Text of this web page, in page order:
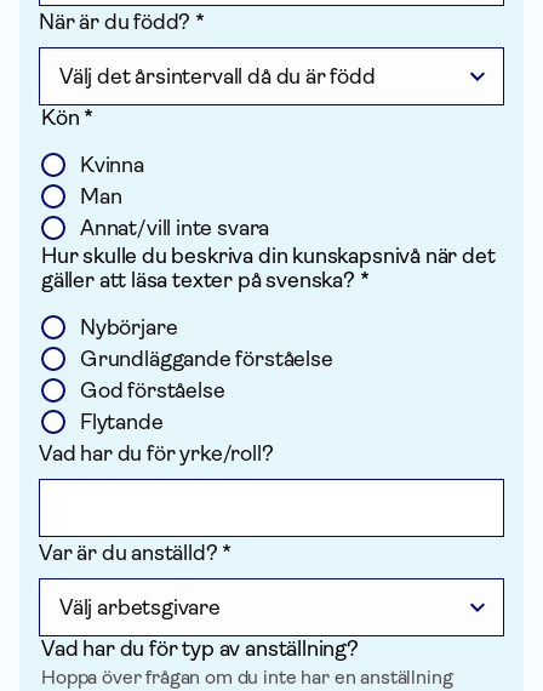
När är du född? *
Kön *
Kvinna
Man
Annat/vill inte svara
Hur skulle du beskriva din kunskapsnivå när det
gäller att läsa texter på svenska? *
Nybörjare
Grundläggande förståelse
God förståelse
Flytande
Vad har du för yrke/roll?
Var är du anställd? *
Vad har du för typ av anställning?
Hoppa över frågan om du inte har en anställning